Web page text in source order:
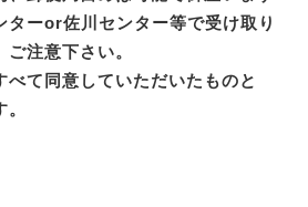
ターor佐川センター等で受け取り
注意下さい。
べて同意していただいたものと